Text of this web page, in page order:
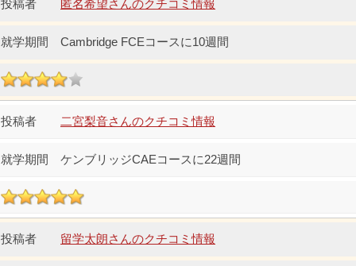
匿名希望さんのクチコミ情報
Cambridge FCEコースに10週間
二宮梨音さんのクチコミ情報
ケンブリッジCAEコースに22週間
留学太朗さんのクチコミ情報